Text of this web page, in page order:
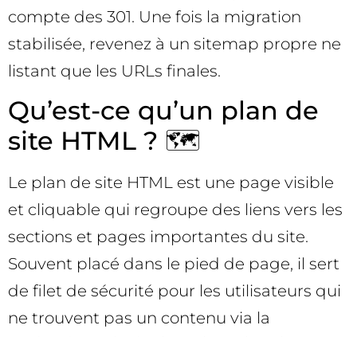
compte des 301. Une fois la migration
stabilisée, revenez à un sitemap propre ne
listant que les URLs finales.
Qu’est-ce qu’un plan de
site HTML ? 🗺️
Le plan de site HTML est une page visible
et cliquable qui regroupe des liens vers les
sections et pages importantes du site.
Souvent placé dans le pied de page, il sert
de filet de sécurité pour les utilisateurs qui
ne trouvent pas un contenu via la